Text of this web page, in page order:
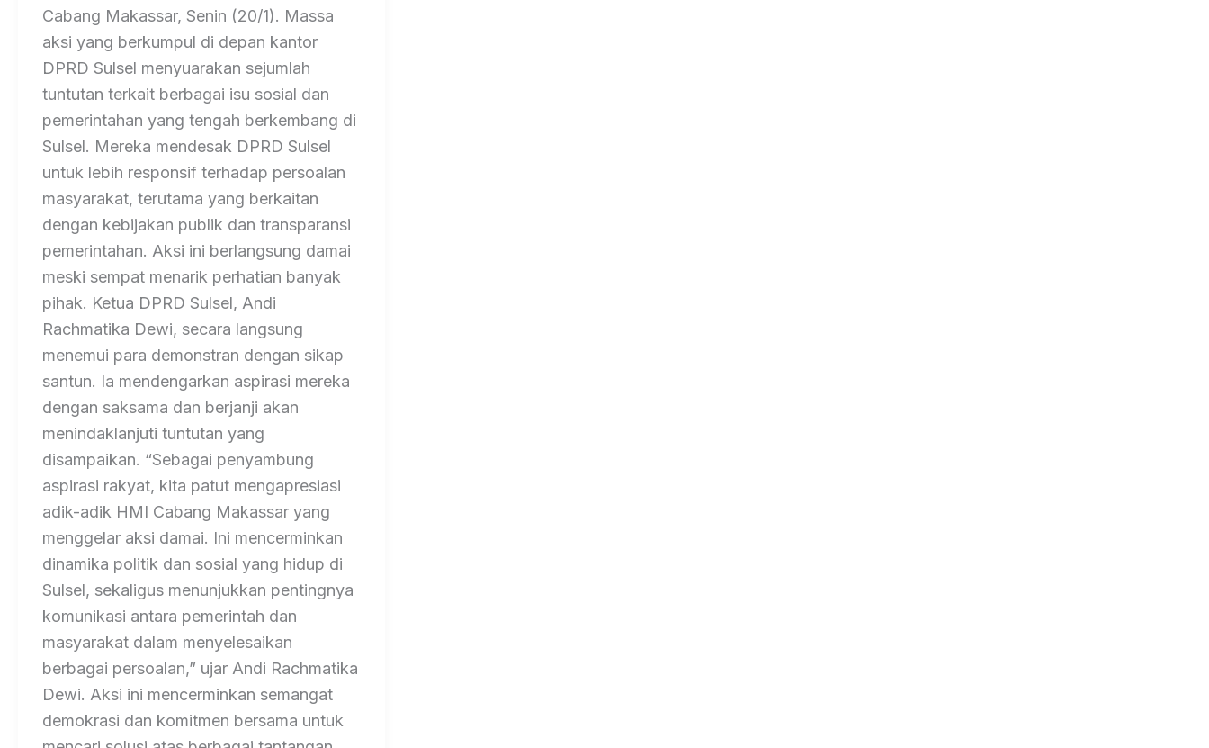
Cabang Makassar, Senin (20/1). Massa
aksi yang berkumpul di depan kantor
DPRD Sulsel menyuarakan sejumlah
tuntutan terkait berbagai isu sosial dan
pemerintahan yang tengah berkembang di
Sulsel. Mereka mendesak DPRD Sulsel
untuk lebih responsif terhadap persoalan
masyarakat, terutama yang berkaitan
dengan kebijakan publik dan transparansi
pemerintahan. Aksi ini berlangsung damai
meski sempat menarik perhatian banyak
pihak. Ketua DPRD Sulsel, Andi
Rachmatika Dewi, secara langsung
menemui para demonstran dengan sikap
santun. Ia mendengarkan aspirasi mereka
dengan saksama dan berjanji akan
menindaklanjuti tuntutan yang
disampaikan. “Sebagai penyambung
aspirasi rakyat, kita patut mengapresiasi
adik-adik HMI Cabang Makassar yang
menggelar aksi damai. Ini mencerminkan
dinamika politik dan sosial yang hidup di
Sulsel, sekaligus menunjukkan pentingnya
komunikasi antara pemerintah dan
masyarakat dalam menyelesaikan
berbagai persoalan,” ujar Andi Rachmatika
Dewi. Aksi ini mencerminkan semangat
demokrasi dan komitmen bersama untuk